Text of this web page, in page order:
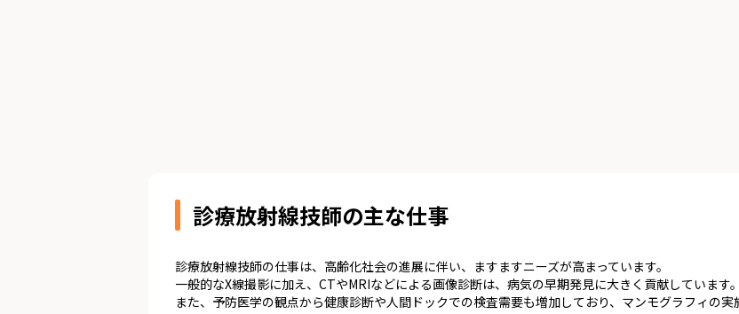
診療放射線技師の主な仕事
診療放射線技師の仕事は、高齢化社会の進展に伴い、ますますニーズが高まっています。
一般的なX線撮影に加え、CTやMRIなどによる画像診断は、病気の早期発見に大きく貢献しています。
また、予防医学の観点から健康診断や人間ドックでの検査需要も増加しており、マンモグラフィの実